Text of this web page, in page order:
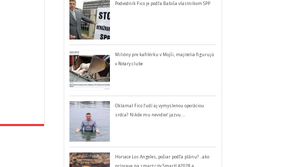
Podvodník Fico je podľa Babiša vlastníkom SPP
Milióny pre kafilérku v Mojši, majitelia figurujú
v Rotary clube
Oklamal Fico ľudí aj vymyslenou operáciou
srdca? Nikde mu nevidieť jazvu…
Horiace Los Angeles, požiar podľa plánu? ..ako